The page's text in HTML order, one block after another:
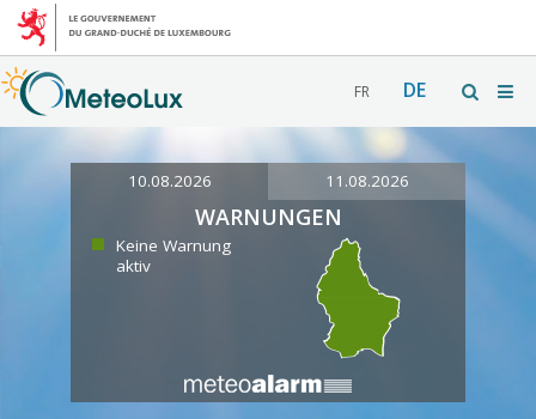
FR DE
10.08.2026 11.08.2026
WARNUNGEN
Keine Warnung
aktiv